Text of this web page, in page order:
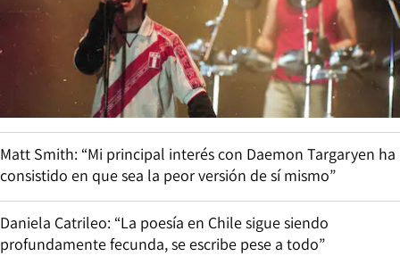
Matt Smith: “Mi principal interés con Daemon Targaryen ha
consistido en que sea la peor versión de sí mismo”
Daniela Catrileo: “La poesía en Chile sigue siendo
profundamente fecunda, se escribe pese a todo”